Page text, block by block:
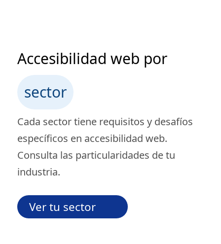
Accesibilidad web por
sector
Cada sector tiene requisitos y desafíos
específicos en accesibilidad web.
Consulta las particularidades de tu
industria.
Ver tu sector